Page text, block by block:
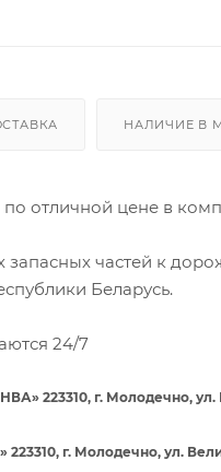
НАЛИЧИЕ В
по отличной цене в
частей к
Беларусь.
24/7
223310, г. Молодечно, ул.
г. Молодечно, ул.